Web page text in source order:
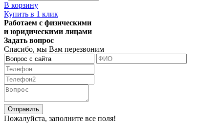
В корзину
Купить в 1 клик
Работаем с физическими
и юридическими лицами
Задать вопрос
Спасибо, мы Вам перезвоним
Пожалуйста, заполните все поля!